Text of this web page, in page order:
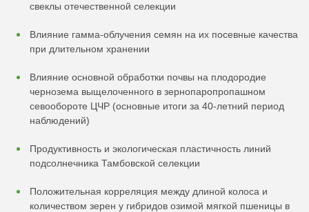
свеклы отечественной селекции
Влияние гамма-облучения семян на их посевные качества
при длительном хранении
Влияние основной обработки почвы на плодородие
чернозема выщелоченного в зернопаропропашном
севообороте ЦЧР (основные итоги за 40-летний период
наблюдений)
Продуктивность и экологическая пластичность линий
подсолнечника Тамбовской селекции
Положительная корреляция между длиной колоса и
количеством зерен у гибридов озимой мягкой пшеницы в